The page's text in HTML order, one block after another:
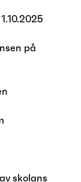
på
skolans